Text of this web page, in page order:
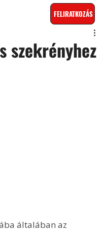
FELIRATKOZÁS
szekrényhez
általában az